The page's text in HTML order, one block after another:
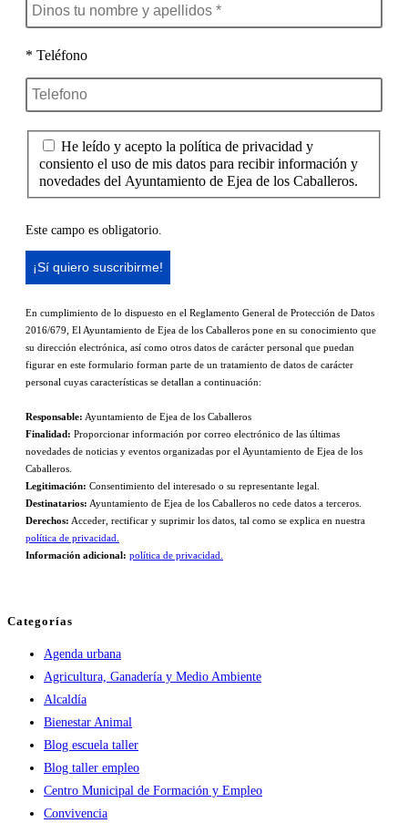
* Teléfono
He leído y acepto la política de privacidad y
consiento el uso de mis datos para recibir información y
novedades del Ayuntamiento de Ejea de los Caballeros.
Este campo es obligatorio.
En cumplimiento de lo dispuesto en el Reglamento General de Protección de Datos
2016/679, El Ayuntamiento de Ejea de los Caballeros pone en su conocimiento que
su dirección electrónica, así como otros datos de carácter personal que puedan
figurar en este formulario forman parte de un tratamiento de datos de carácter
personal cuyas características se detallan a continuación:
Responsable: Ayuntamiento de Ejea de los Caballeros
Finalidad: Proporcionar información por correo electrónico de las últimas
novedades de noticias y eventos organizadas por el Ayuntamiento de Ejea de los
Caballeros.
Legitimación: Consentimiento del interesado o su representante legal.
Destinatarios: Ayuntamiento de Ejea de los Caballeros no cede datos a terceros.
Derechos: Acceder, rectificar y suprimir los datos, tal como se explica en nuestra
política de privacidad.
Información adicional: política de privacidad.
Categorías
Agenda urbana
Agricultura, Ganadería y Medio Ambiente
Alcaldía
Bienestar Animal
Blog escuela taller
Blog taller empleo
Centro Municipal de Formación y Empleo
Convivencia